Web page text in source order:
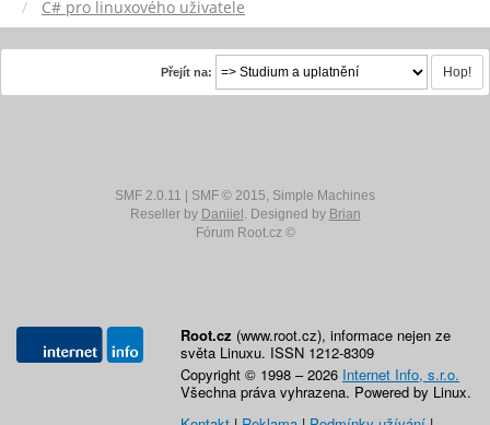
C# pro linuxového uživatele
Přejít na:
SMF 2.0.11 | SMF © 2015, Simple Machines
Reseller by Daniiel. Designed by Brian
Fórum Root.cz ©
Root.cz (www.root.cz), informace nejen ze
světa Linuxu. ISSN 1212-8309
Copyright © 1998 – 2026 Internet Info, s.r.o.
Všechna práva vyhrazena. Powered by Linux.